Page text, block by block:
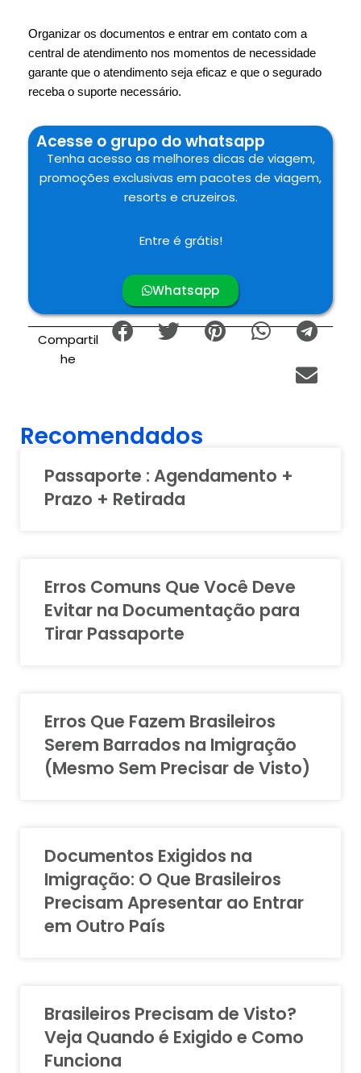
Organizar os documentos e entrar em contato com a
central de atendimento nos momentos de necessidade
garante que o atendimento seja eficaz e que o segurado
receba o suporte necessário.
Acesse o grupo do whatsapp
Tenha acesso as melhores dicas de viagem,
promoções exclusivas em pacotes de viagem,
resorts e cruzeiros.
Entre é grátis!
Whatsapp
Compartil
he
Recomendados
Passaporte : Agendamento +
Prazo + Retirada
Erros Comuns Que Você Deve
Evitar na Documentação para
Tirar Passaporte
Erros Que Fazem Brasileiros
Serem Barrados na Imigração
(Mesmo Sem Precisar de Visto)
Documentos Exigidos na
Imigração: O Que Brasileiros
Precisam Apresentar ao Entrar
em Outro País
Brasileiros Precisam de Visto?
Veja Quando é Exigido e Como
Funciona